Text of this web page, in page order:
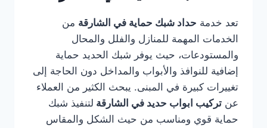
تعد خدمة حداد شبك حماية في الشارقة من
الخدمات المهمة للمنازل والفلل والمحال
والمستودعات، حيث يوفر شبك الحديد حماية
إضافية للنوافذ والأبواب والمداخل دون الحاجة إلى
تغييرات كبيرة في المبنى. يبحث الكثير من العملاء
عن تركيب ابواب حديد في الشارقة لتنفيذ شبك
حماية قوي ومناسب من حيث الشكل والمقاس